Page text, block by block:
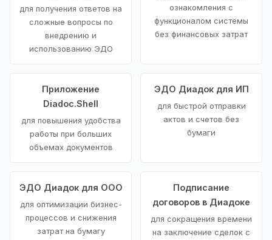
для получения ответов на
сложные вопросы по
внедрению и
использованию ЭДО
ознакомления с
функционалом системы
без финансовых затрат
Приложение
Diadoc.Shell
для повышения удобства
работы при больших
объемах документов
ЭДО Диадок для ИП
для быстрой отправки
актов и счетов без
бумаги
ЭДО Диадок для ООО
для оптимизации бизнес-
процессов и снижения
затрат на бумагу
Подписание
договоров в Диадоке
для сокращения времени
на заключение сделок с